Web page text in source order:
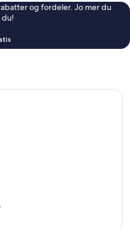
og fordeler. Jo mer du
du!